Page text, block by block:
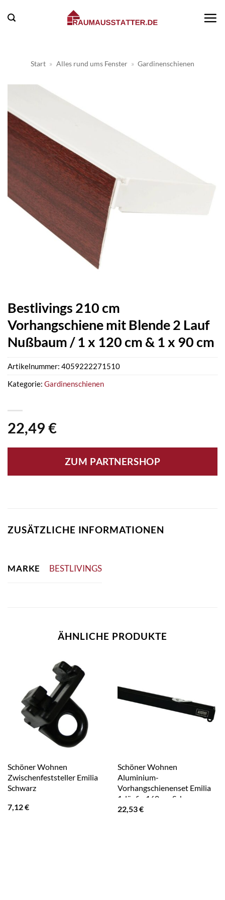
Inhalt
Start » Alles rund ums Fenster » Gardinenschienen
Bestlivings 210 cm
Vorhangschiene mit Blende 2 Lauf
Nußbaum / 1 x 120 cm & 1 x 90 cm
22,49 €
ZUM PARTNERSHOP
Artikelnummer: 4059222271510
Kategorie: Gardinenschienen
ZUSÄTZLICHE INFORMATIONEN
MARKE BESTLIVINGS
ÄHNLICHE PRODUKTE
Schöner Wohnen
Zwischenfeststeller Emilia
Schwarz
7,12€
Schöner Wohnen
Aluminium-
Vorhangschienenset Emilia
1-läufig 160 cm Schwarz-
Matt
22,53€